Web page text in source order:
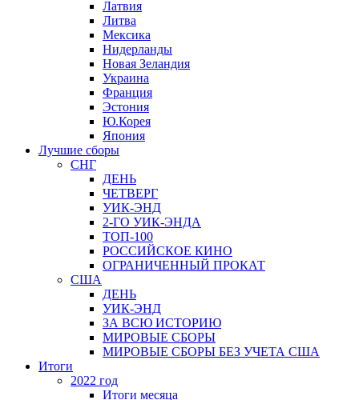
Латвия
Литва
Мексика
Нидерланды
Новая Зеландия
Украина
Франция
Эстония
Ю.Корея
Япония
Лучшие сборы
СНГ
ДЕНЬ
ЧЕТВЕРГ
УИК-ЭНД
2-ГО УИК-ЭНДА
ТОП-100
РОССИЙСКОЕ КИНО
ОГРАНИЧЕННЫЙ ПРОКАТ
США
ДЕНЬ
УИК-ЭНД
ЗА ВСЮ ИСТОРИЮ
МИРОВЫЕ СБОРЫ
МИРОВЫЕ СБОРЫ БЕЗ УЧЕТА США
Итоги
2022 год
Итоги месяца